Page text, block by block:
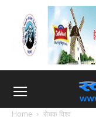
Home रोचक विश्व